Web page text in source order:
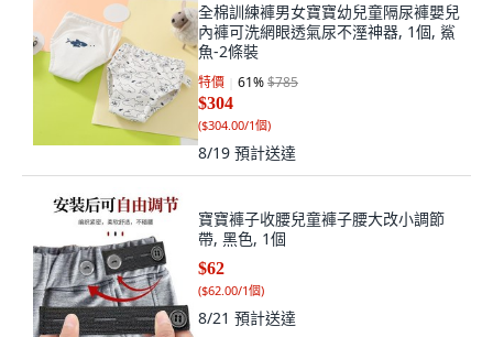
全棉訓練褲男女寶寶幼兒童隔尿褲嬰兒
內褲可洗網眼透氣尿不溼神器, 1個, 鯊
魚-2條裝
特價 61%$785
$304
($304.00/1個)
8/19 預計送達
寶寶褲子收腰兒童褲子腰大改小調節
帶, 黑色, 1個
$62
($62.00/1個)
8/21 預計送達